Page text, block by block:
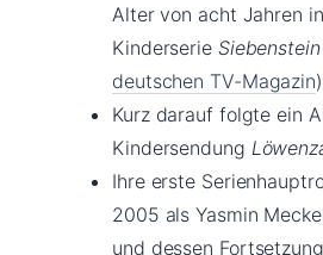
Alter von acht Jahren
Kinderserie Siebenstein
deutschen TV-Magazin
Kurz darauf folgte ein
Kindersendung
Ihre erste
2005 als Yasmin
und dessen Fortsetzung